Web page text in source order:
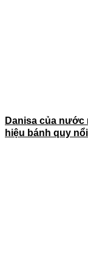
Danisa của
hiệu bánh quy